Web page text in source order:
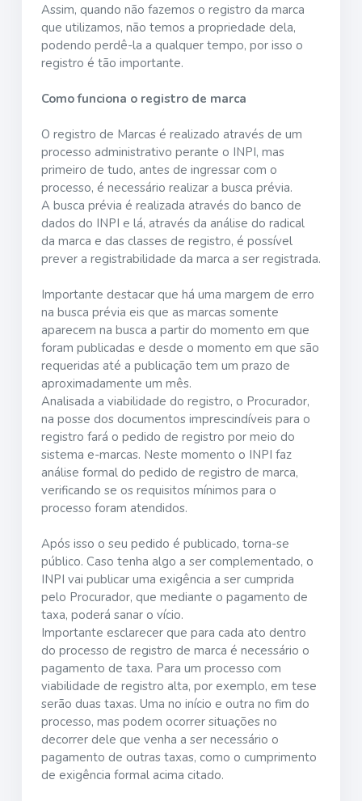
Assim, quando não fazemos o registro da marca
que utilizamos, não temos a propriedade dela,
podendo perdê-la a qualquer tempo, por isso o
registro é tão importante.
Como funciona o registro de marca
O registro de Marcas é realizado através de um
processo administrativo perante o INPI, mas
primeiro de tudo, antes de ingressar com o
processo, é necessário realizar a busca prévia.
A busca prévia é realizada através do banco de
dados do INPI e lá, através da análise do radical
da marca e das classes de registro, é possível
prever a registrabilidade da marca a ser registrada.
Importante destacar que há uma margem de erro
na busca prévia eis que as marcas somente
aparecem na busca a partir do momento em que
foram publicadas e desde o momento em que são
requeridas até a publicação tem um prazo de
aproximadamente um mês.
Analisada a viabilidade do registro, o Procurador,
na posse dos documentos imprescindíveis para o
registro fará o pedido de registro por meio do
sistema e-marcas. Neste momento o INPI faz
análise formal do pedido de registro de marca,
verificando se os requisitos mínimos para o
processo foram atendidos.
Após isso o seu pedido é publicado, torna-se
público. Caso tenha algo a ser complementado, o
INPI vai publicar uma exigência a ser cumprida
pelo Procurador, que mediante o pagamento de
taxa, poderá sanar o vício.
Importante esclarecer que para cada ato dentro
do processo de registro de marca é necessário o
pagamento de taxa. Para um processo com
viabilidade de registro alta, por exemplo, em tese
serão duas taxas. Uma no início e outra no fim do
processo, mas podem ocorrer situações no
decorrer dele que venha a ser necessário o
pagamento de outras taxas, como o cumprimento
de exigência formal acima citado.